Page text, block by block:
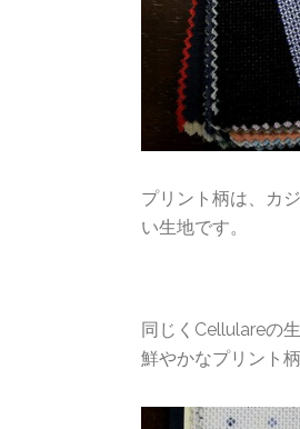
プリント柄は、カ
い生地です。
同じくCellulareの
鮮やかなプリント